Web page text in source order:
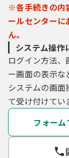
※各手続きの内
ールセンター
ん。
システム操作
ログイン方法
ー画面の表示な
システムの画
て受け付けてい
フォー